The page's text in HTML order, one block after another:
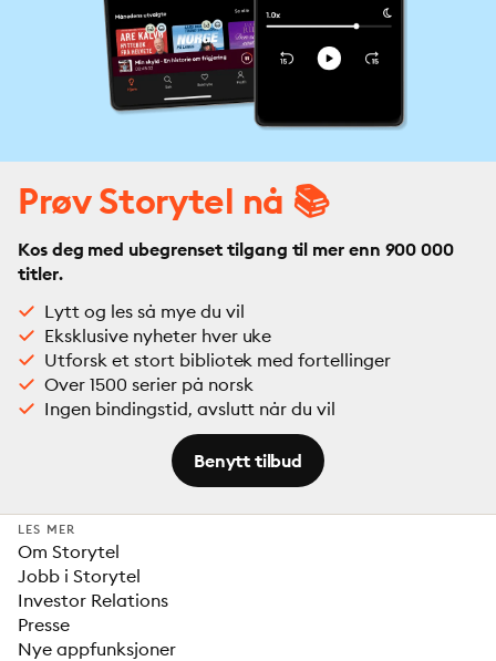
Prøv Storytel nå 📚
Kos deg med ubegrenset tilgang til mer enn 900 000
titler.
Lytt og les så mye du vil
Eksklusive nyheter hver uke
Utforsk et stort bibliotek med fortellinger
Over 1500 serier på norsk
Ingen bindingstid, avslutt når du vil
Benytt tilbud
LES MER
Om Storytel
Jobb i Storytel
Investor Relations
Presse
Nye appfunksjoner